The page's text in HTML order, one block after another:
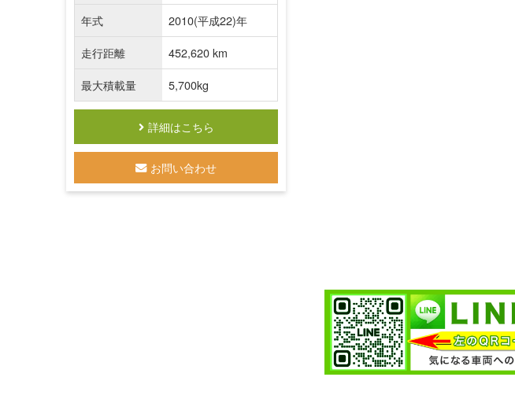
年式
2010(平成22)年
走行距離
452,620 km
最大積載量
5,700kg
詳細はこちら
お問い合わせ